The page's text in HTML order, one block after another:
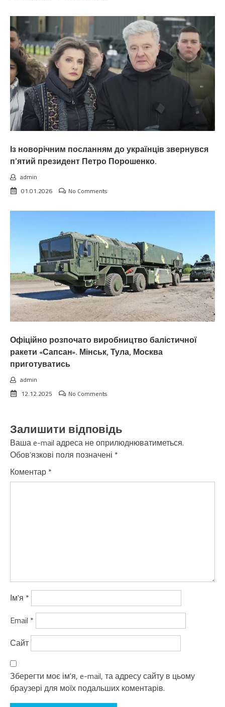
Із новорічним посланням до українців звернувся
п’ятий президент Петро Порошенко.
admin
01.01.2026
No Comments
Офіційно розпочато виробництво балістичної
ракети «Сапсан». Мінськ, Тула, Москва
приготуватись
admin
12.12.2025
No Comments
Залишити відповідь
Ваша e-mail адреса не оприлюднюватиметься.
Обов’язкові поля позначені *
Коментар *
Ім'я *
Email *
Сайт
Зберегти моє ім'я, e-mail, та адресу сайту в цьому
браузері для моїх подальших коментарів.